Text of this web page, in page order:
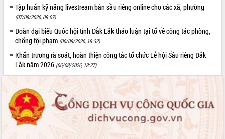
Hội nghị triển khai kết nối mạng
truyền số liệu chuyên dùng phục vụ cơ
quan Đảng, Nhà nước
Lễ phát động chuỗi hoạt động chung
tay làm sạch môi trường
Xã Ea Kar bước chuyển mình trong
công tác cải cách hành chính mô hình
mới
UBND tỉnh họp báo định kỳ tháng 4
năm 2026
Hội thảo khoa học “Giải pháp thúc đẩy
phát triển nền kinh tế xanh tại tỉnh
Tập huấn kỹ năng livestream bán sầu riêng online cho các xã, phường
(07/08/2026, 09:07)
Đoàn đại biểu Quốc hội tỉnh Đắk Lắk thảo luận tại tổ về công tác phòng,
chống tội phạm (06/08/2026, 18:32)
Khẩn trương rà soát, hoàn thiện công tác tổ chức Lễ hội Sầu riêng Đắk
Lắk năm 2026 (06/08/2026, 18:27)